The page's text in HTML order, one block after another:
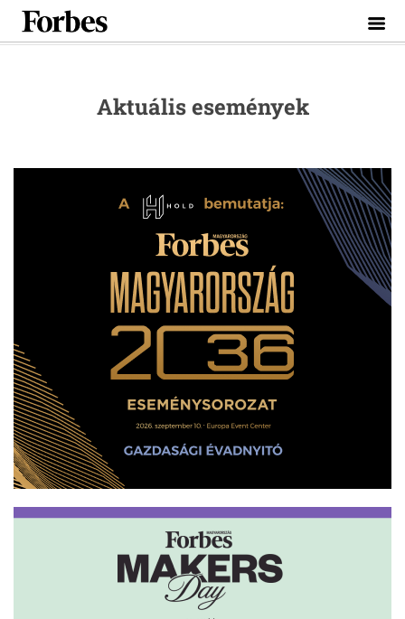
Toggle
Aktuális események